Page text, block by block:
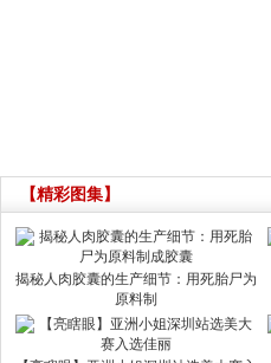
【精彩图集】
揭秘人肉胶囊的生产细节：用死胎尸为
原料制